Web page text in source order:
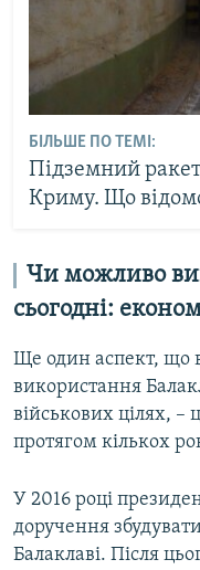
БІЛЬШЕ ПО ТЕМІ:
Підземний
Криму. Що
Чи можливо
сьогодні:
Ще один аспект, що
використання
військових цілях, –
протягом кількох
У 2016 році
доручення
Балаклаві. Після